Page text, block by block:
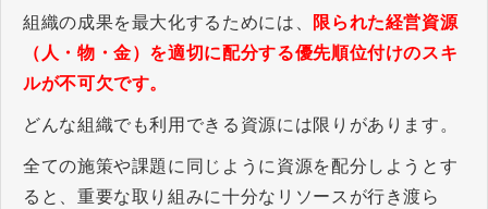
組織の成果を最大化するためには、
限られた経営資源
（人・物・金）を適切に配分する優先順位付けのスキ
ルが不可欠です。
どんな組織でも利用できる資源には限りがあります。
全ての施策や課題に同じように資源を配分しようとす
ると、重要な取り組みに十分なリソースが行き渡ら